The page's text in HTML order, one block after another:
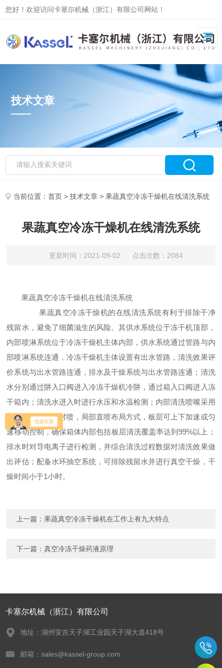
您好！欢迎访问卡塞尔机械（浙江）有限公司网站！
技术文章
当前位置：首页 >技术文章 > 果蔬真空冷冻干燥机在线清洗系统
果蔬真空冷冻干燥机在线清洗系统
更新时间：2021-09-02 点击次数：2084
果蔬真空冷冻干燥机在线清洗系统
果蔬真空冷冻干燥机的在线清洗系统有利于排除干净
残留水，避免了细菌滋生的风险。其供水系统位于冻干机顶部，
内部喷淋系统位于冷冻干燥机主体内部，供水系统通过管路与内
部喷淋系统连通，冷冻干燥机主体设置有出水管路，清洗效果评
价系统与出水管路连通，排水及干燥系统与出水管路连通；清洗
水分别通过阱入口阀进入冷冻干燥机冷阱，通过箱入口阀进入冻
干箱内；清洗水进入时进行水压和水温检测；内部清洗喷嘴采用
上部旋喷，中部对喷，局部直喷布局方式，板层可上下加速或匀
速移动控制，确保箱体内部包括板层清洗覆盖率达到99%以上；
排水时对导电离子进行检测，并综合清洗过程数据对清洗效果做
出评估；配备水环抽空系统，可排除残留水并进行真空干燥，干
燥时间小于1小时。
上一篇：果蔬真空冷冻干燥机在工作上有九大特点
下一篇：真空冷冻干燥药液原理
卡塞尔机械（浙江）有限公司
地址：湖州安吉天子湖工业园天子湖大道418号
邮箱：sales@kassel-group.com